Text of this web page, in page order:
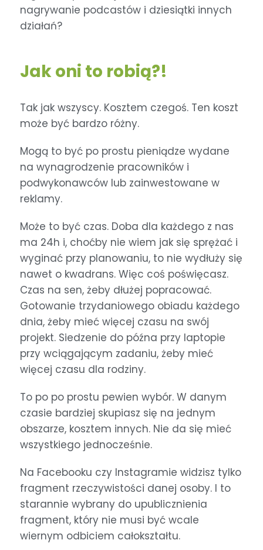
nagrywanie podcastów i dziesiątki innych
działań?
Jak oni to robią?!
Tak jak wszyscy. Kosztem czegoś. Ten koszt
może być bardzo różny.
Mogą to być po prostu pieniądze wydane
na wynagrodzenie pracowników i
podwykonawców lub zainwestowane w
reklamy.
Może to być czas. Doba dla każdego z nas
ma 24h i, choćby nie wiem jak się sprężać i
wyginać przy planowaniu, to nie wydłuży się
nawet o kwadrans. Więc coś poświęcasz.
Czas na sen, żeby dłużej popracować.
Gotowanie trzydaniowego obiadu każdego
dnia, żeby mieć więcej czasu na swój
projekt. Siedzenie do późna przy laptopie
przy wciągającym zadaniu, żeby mieć
więcej czasu dla rodziny.
To po po prostu pewien wybór. W danym
czasie bardziej skupiasz się na jednym
obszarze, kosztem innych. Nie da się mieć
wszystkiego jednocześnie.
Na Facebooku czy Instagramie widzisz tylko
fragment rzeczywistości danej osoby. I to
starannie wybrany do upublicznienia
fragment, który nie musi być wcale
wiernym odbiciem całokształtu.